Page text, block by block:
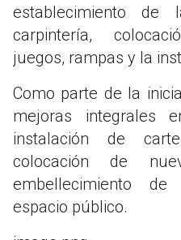
establecimiento
carpintería,
juegos, rampas y la
Como parte de la
mejoras integrales
instalación de
colocación de
embellecimiento
espacio público.